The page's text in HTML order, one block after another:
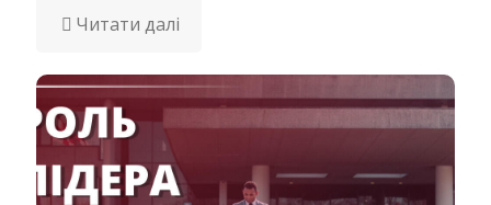
Читати далі